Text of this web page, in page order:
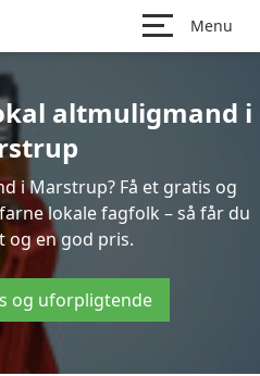
Menu
altmuligmand i
i Marstrup? Få et gratis og
lokale fagfolk – så får du
og en god pris.
og uforpligtende